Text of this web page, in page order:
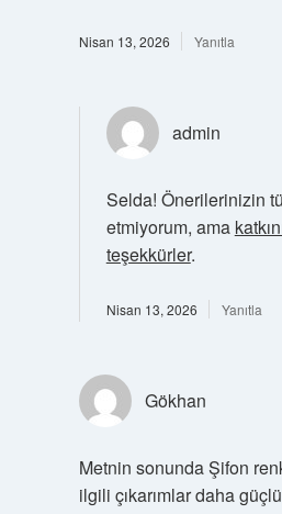
Nisan 13, 2026 Yanıtla
admin
Selda! Önerilerinizin
etmiyorum, ama
teşekkürler.
Nisan 13, 2026 Yanıtla
Gökhan
Metnin sonunda Şifon
ilgili çıkarımlar daha